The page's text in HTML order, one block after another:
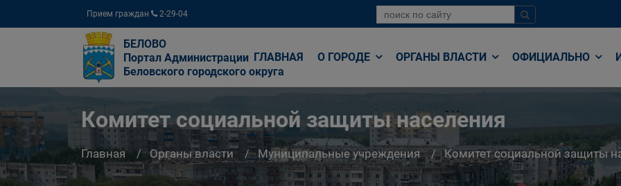
Прием граждан 2-29-04
БЕЛОВО
Портал Администрации
Беловского городского округа
ГЛАВНАЯ О ГОРОДЕ ОРГАНЫ ВЛАСТИ ОФИЦИАЛЬНО
Комитет социальной защиты населения
Главная Органы власти Муниципальные учреждения Комитет социальной защиты